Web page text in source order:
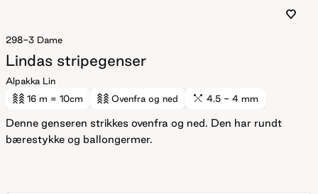
298-3 Dame
Lindas stripegenser
Alpakka Lin
16 m = 10cm Ovenfra og ned 4.5 - 4 mm
Denne genseren strikkes ovenfra og ned. Den har rundt
bærestykke og ballongermer.